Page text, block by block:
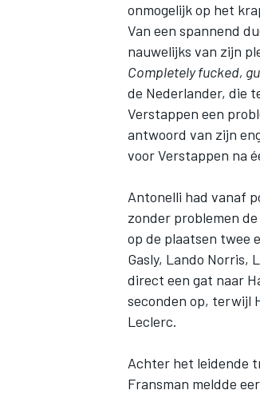
onmogelijk op het
Van een spannend
nauwelijks van zijn
Completely fucked,
de Nederlander, die
Verstappen een
antwoord van zijn
voor Verstappen na
Antonelli had vanaf
zonder problemen
op de plaatsen twee
Gasly, Lando Norris,
direct een gat naar
seconden op, terwijl
Leclerc.
Achter het leidende
Fransman meldde